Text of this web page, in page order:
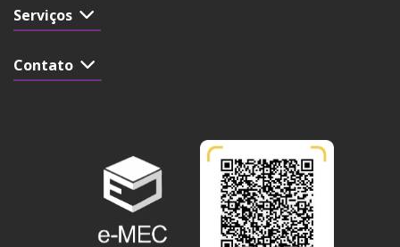
Serviços
Contato